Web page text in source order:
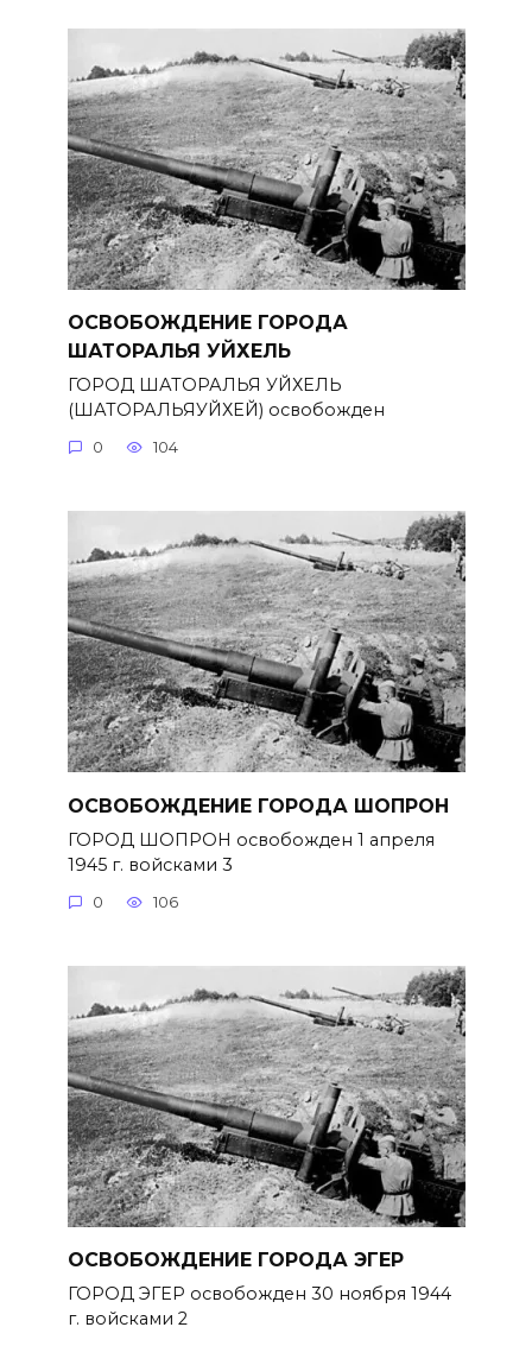
ОСВОБОЖДЕНИЕ ГОРОДА
ШАТОРАЛЬЯ УЙХЕЛЬ
ГОРОД ШАТОРАЛЬЯ УЙХЕЛЬ
(ШАТОРАЛЬЯУЙХЕЙ) освобожден
0 104
ОСВОБОЖДЕНИЕ ГОРОДА ШОПРОН
ГОРОД ШОПРОН освобожден 1 апреля
1945 г. войсками 3
0 106
ОСВОБОЖДЕНИЕ ГОРОДА ЭГЕР
ГОРОД ЭГЕР освобожден 30 ноября 1944
г. войсками 2